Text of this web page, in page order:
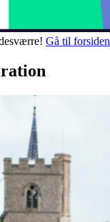
Gå til forsiden